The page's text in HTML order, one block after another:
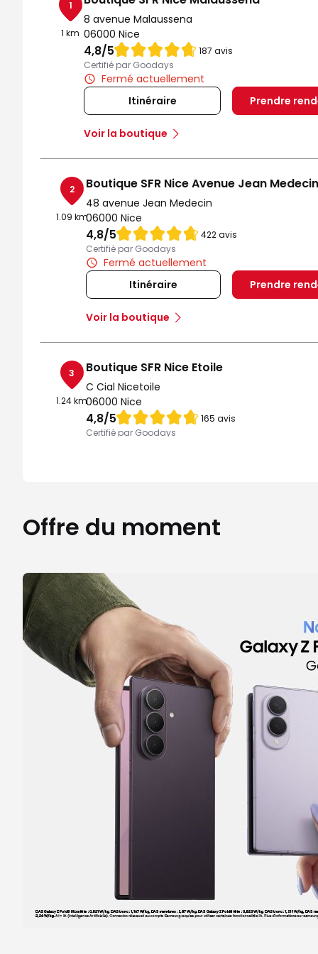
1
1 km
8 avenue Malaussena
06000 Nice
4,8/5Note de 4.8 sur 5
187 avis
Certifié par Goodays
Fermé actuellement
Itinéraire
Prendre
Voir la boutique
2
1.09 km
Boutique SFR Nice Avenue Jean Medecin
48 avenue Jean Medecin
06000 Nice
4,8/5Note de 4.8 sur 5
422 avis
Certifié par Goodays
Fermé actuellement
Itinéraire
Prendre
Voir la boutique
3
1.24 km
Boutique SFR Nice Etoile
C Cial Nicetoile
06000 Nice
4,8/5Note de 4.8 sur 5
165 avis
Certifié par Goodays
1.41 km
4 rue Massena
06000 Nice
4,8/5Note de 4.8 sur 5
Certifié par Goodays
Fermé actuellement
Itinéraire
Prendre
Voir la boutique
Boutique SFR Nice Republique
44 Bis avenue de la Republique
06300 Nice
Prendre
Boutique SFR Nice TNL
Offre du moment